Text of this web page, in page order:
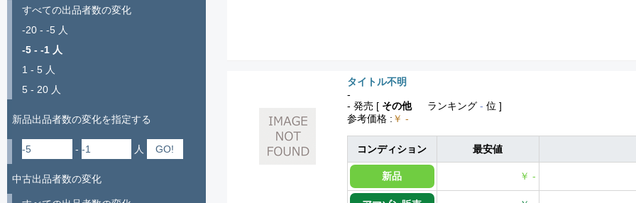
タイトル不明
-
- 発売 [ その他 ランキング - 位 ]
参考価格 : ￥ -
コンディション 最安値
新品 ￥ -
すべての出品者数の変化
-20 - -5 人
-5 - -1 人
1 - 5 人
5 - 20 人
新品出品者数の変化を指定する
- 人
中古出品者数の変化